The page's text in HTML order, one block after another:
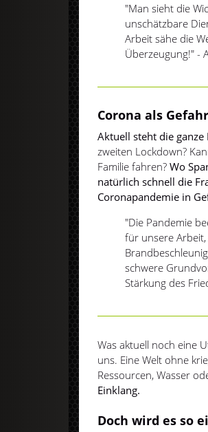
"Man sieht die
unschätzbare
Arbeit sähe die
Überzeugung!" -
Corona als
Aktuell steht die
zweiten Lockdown?
Familie fahren?Wo
natürlich schnell die
Coronapandemie in
"Die Pandemie
für unsere
schwere
Stärkung des
Was aktuell noch eine
uns. Eine Welt ohne
Ressourcen, Wasser
Einklang.
Doch wird es so